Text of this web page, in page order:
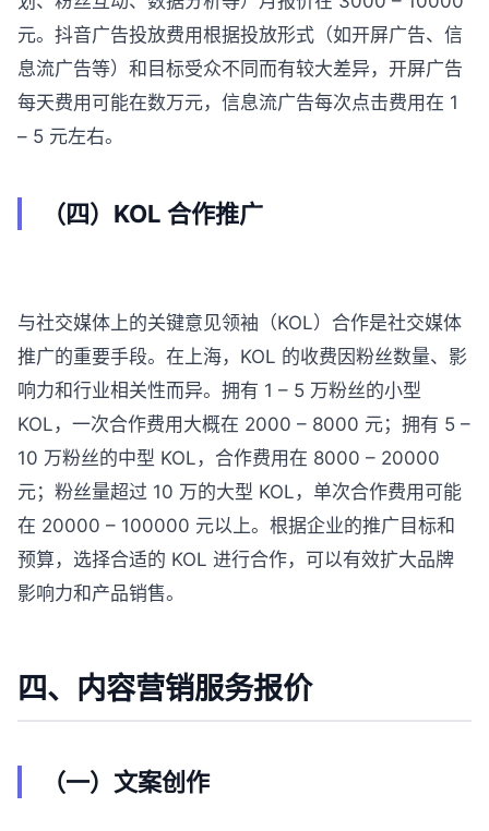
元。抖音广告投放费用根据投放形式（如开屏广告、信
息流广告等）和目标受众不同而有较大差异，开屏广告
每天费用可能在数万元，信息流广告每次点击费用在 1
– 5 元左右。
（四）KOL 合作推广
与社交媒体上的关键意见领袖（KOL）合作是社交媒体
推广的重要手段。在上海，KOL 的收费因粉丝数量、影
响力和行业相关性而异。拥有 1 – 5 万粉丝的小型
KOL，一次合作费用大概在 2000 – 8000 元；拥有 5 –
10 万粉丝的中型 KOL，合作费用在 8000 – 20000
元；粉丝量超过 10 万的大型 KOL，单次合作费用可能
在 20000 – 100000 元以上。根据企业的推广目标和
预算，选择合适的 KOL 进行合作，可以有效扩大品牌
影响力和产品销售。
四、内容营销服务报价
（一）文案创作